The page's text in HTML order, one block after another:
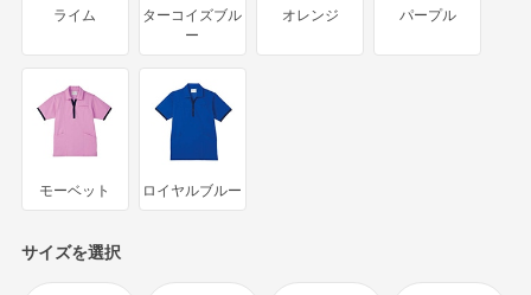
ライム
ターコイズブル
ー
オレンジ パープル
モーベット ロイヤルブルー
サイズを選択